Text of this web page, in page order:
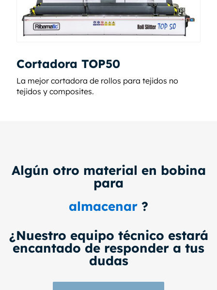
Cortadora TOP50
La mejor cortadora de rollos para tejidos no
tejidos y composites.
Algún otro material en bobina
para
almacenar ?
¿Nuestro equipo técnico estará
encantado de responder a tus
dudas